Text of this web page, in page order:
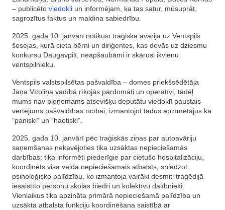
– publicēto viedokli un informējam, ka tas satur, mūsuprāt,
sagrozītus faktus un maldina sabiedrību.
2025. gada 10. janvārī notikusī traģiskā avārija uz Ventspils
šosejas, kurā cieta bērni un diriģentes, kas devās uz dziesmu
konkursu Daugavpilī, neapšaubāmi ir skārusi ikvienu
ventspilnieku.
Ventspils valstspilsētas pašvaldība – domes priekšsēdētāja
Jāņa Vītoliņa vadībā rīkojās pārdomāti un operatīvi, tādēļ
mums nav pieņemams atsevišķu deputātu viedoklī paustais
vērtējums pašvaldības rīcībai, izmantojot tādus apzīmētājus kā
“paniski” un “haotiski”.
2025. gada 10. janvārī pēc traģiskās ziņas par autoavāriju
saņemšanas nekavējoties tika uzsāktas nepieciešamās
darbības: tika informēti piederīgie par cietušo hospitalizāciju,
koordinēts visa veida nepieciešamais atbalsts, sniedzot
psiholoģisko palīdzību, ko izmantoja vairāki desmiti traģēdijā
iesaistīto personu skolas biedri un kolektīvu dalībnieki.
Vienlaikus tika apzināta primārā nepieciešamā palīdzība un
uzsākta atbalsta funkciju koordinēšana saistībā ar